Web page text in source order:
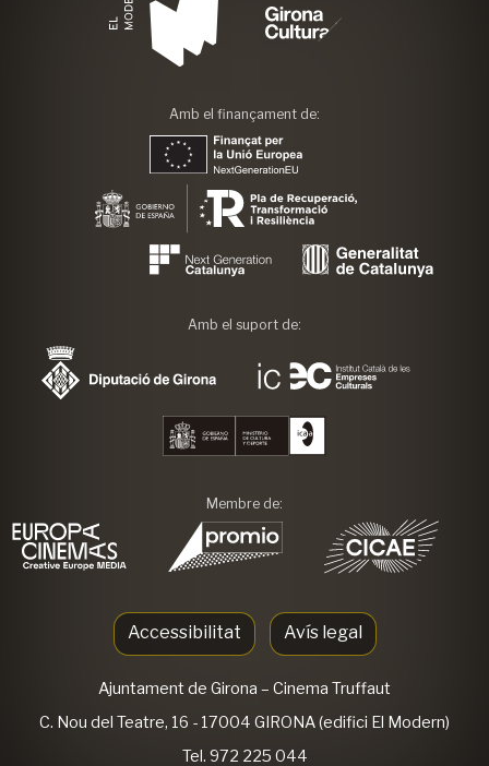
Amb el finançament de:
Amb el suport de:
Membre de:
Accessibilitat Avís legal
Ajuntament de Girona – Cinema Truffaut
C. Nou del Teatre, 16 - 17004 GIRONA (edifici El Modern)
Tel. 972 225 044